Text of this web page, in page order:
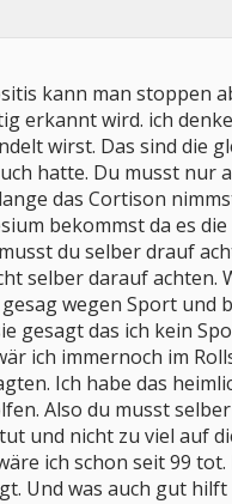
kann man stoppen
erkannt wird. ich
wirst. Das sind die
hatte. Du musst nur
das Cortison
bekommst da es
du selber drauf
selber darauf achten.
wegen Sport und
gesagt das ich kein
ich immernoch im
Ich habe das
Also du musst
und nicht zu viel auf
ich schon seit 99 tot.
Und was auch gut